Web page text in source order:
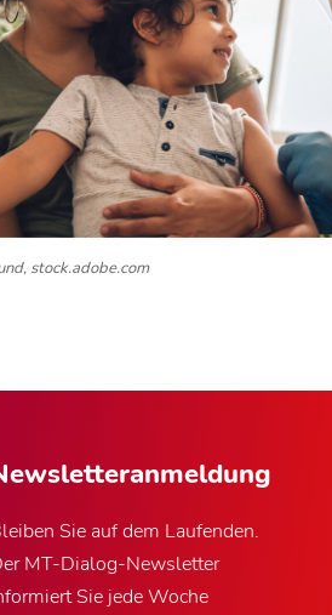
stock.adobe.com
Sie auf dem Laufenden.
MT-Dialog-Newsletter
Sie jede Woche